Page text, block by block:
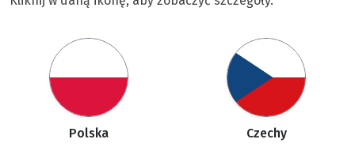
Polska Czechy